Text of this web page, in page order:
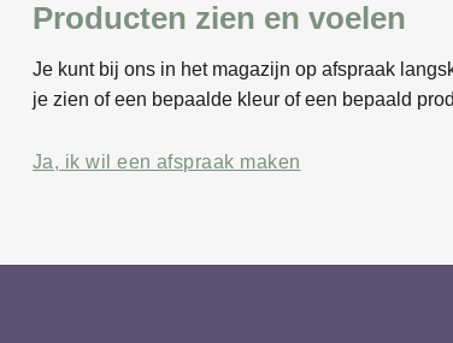
Producten zien en voelen
Je kunt bij ons in het magazijn op afspraak
je zien of een bepaalde kleur of een bepaald
Ja, ik wil een afspraak maken